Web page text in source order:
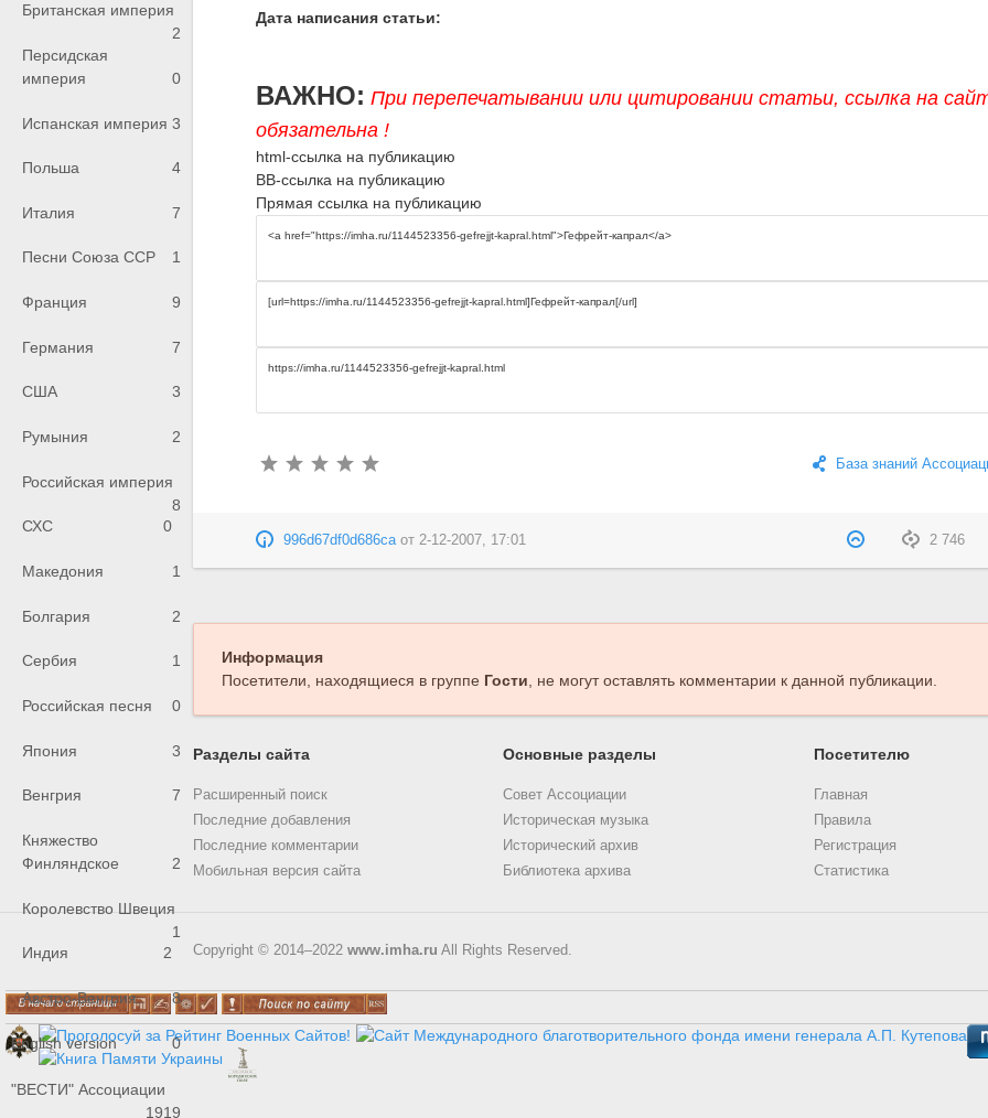
Британская империя
2
Персидская
империя
0
Испанская империя 3
Польша 4
Италия 7
Песни Союза ССР 1
Франция 9
Германия 7
США 3
Румыния 2
Российская империя
8
СХС
0
Македония 1
Болгария 2
Сербия 1
Российская песня 0
Япония 3
Венгрия 7
Княжество
Финляндское
2
Королевство Швеция
1
Индия
2
Австро-Венгрия 8
English version 0
"ВЕСТИ" Ассоциации
1919
Дата написания статьи:
ВАЖНО: При перепечатывании или цитировании статьи, ссылка на
обязательна !
html-ссылка на публикацию
BB-ссылка на публикацию
Прямая ссылка на публикацию
База знаний
2 746
996d67df0d686caот2-12-2007, 17:01
Информация
Посетители, находящиеся в группе Гости, не могут оставлять комментарии к данной публикации.
Разделы сайта
Расширенный поиск
Последние добавления
Последние комментарии
Мобильная версия сайта
Основные разделы
Совет Ассоциации
Историческая музыка
Исторический архив
Библиотека архива
Посетителю
Главная
Правила
Регистрация
Статистика
Copyright © 2014–2022 www.imha.ru All Rights Reserved.